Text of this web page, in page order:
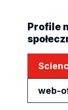
Profile
web-